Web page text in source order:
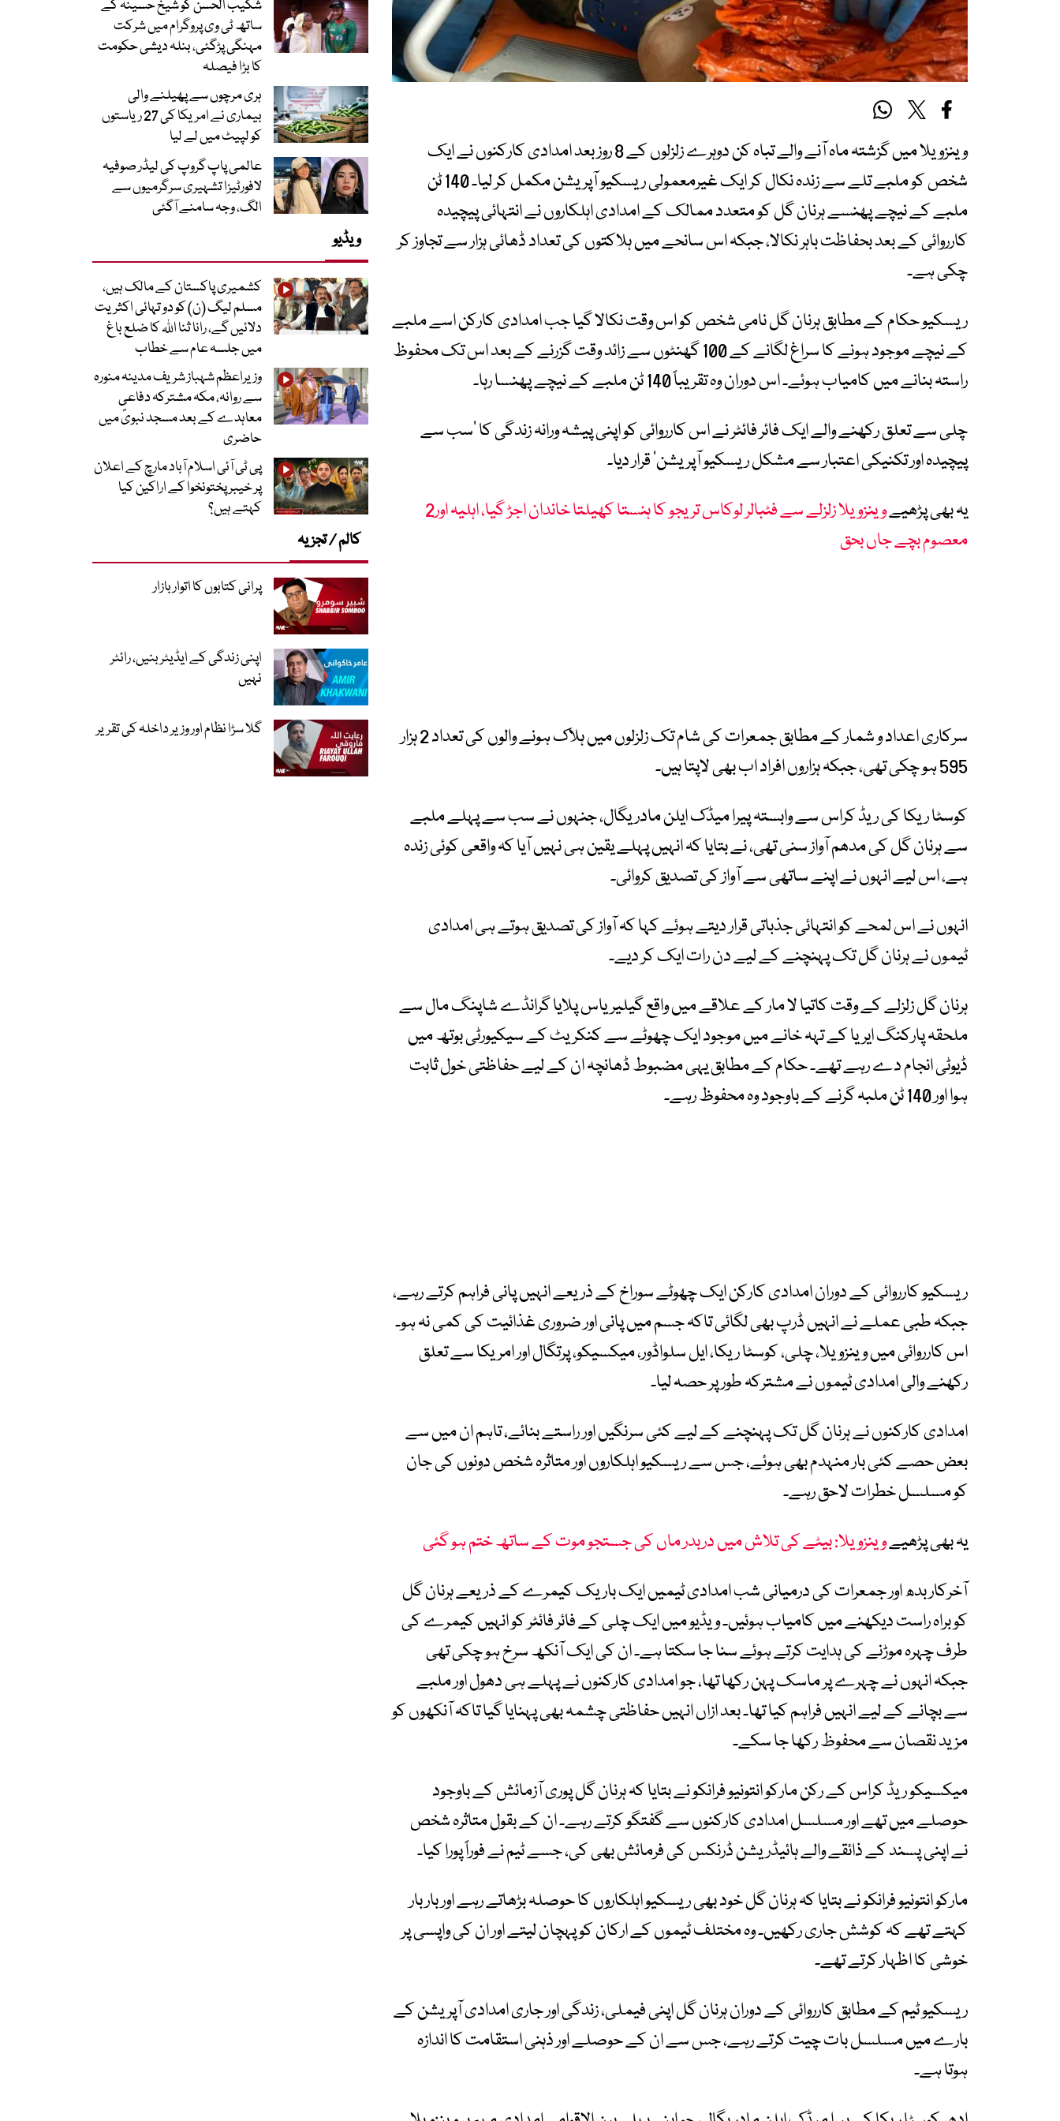
وینزویلا میں گزشتہ ماہ آنے والے تباہ کن دوہرے زلزلوں کے 8 روز بعد امدادی کارکنوں نے ایک
شخص کو ملبے تلے سے زندہ نکال کر ایک غیرمعمولی ریسکیو آپریشن مکمل کر لیا۔ 140 ٹن
ملبے کے نیچے پھنسے ہرنان گل کو متعدد ممالک کے امدادی اہلکاروں نے انتہائی پیچیدہ
کارروائی کے بعد بحفاظت باہر نکالا، جبکہ اس سانحے میں ہلاکتوں کی تعداد ڈھائی ہزار سے تجاوز کر
چکی ہے۔
ریسکیو حکام کے مطابق ہرنان گل نامی شخص کو اس وقت نکالا گیا جب امدادی کارکن اسے ملبے
کے نیچے موجود ہونے کا سراغ لگانے کے 100 گھنٹوں سے زائد وقت گزرنے کے بعد اس تک محفوظ
راستہ بنانے میں کامیاب ہوئے۔ اس دوران وہ تقریباً 140 ٹن ملبے کے نیچے پھنسا رہا۔
چلی سے تعلق رکھنے والے ایک فائر فائٹر نے اس کارروائی کو اپنی پیشہ ورانہ زندگی کا ’سب سے
پیچیدہ اور تکنیکی اعتبار سے مشکل ریسکیو آپریشن‘ قرار دیا۔
یہ بھی پڑھیے
وینزویلا زلزلے سے فٹبالر لوکاس تریجو کا ہنستا کھیلتا خاندان اجڑ گیا، اہلیہ اور2
معصوم بچے جاں بحق
سرکاری اعداد و شمار کے مطابق جمعرات کی شام تک زلزلوں میں ہلاک ہونے والوں کی تعداد 2 ہزار
595 ہو چکی تھی، جبکہ ہزاروں افراد اب بھی لاپتا ہیں۔
کوسٹا ریکا کی ریڈ کراس سے وابستہ پیرا میڈک ایلن مادریگال، جنہوں نے سب سے پہلے ملبے
سے ہرنان گل کی مدھم آواز سنی تھی، نے بتایا کہ انہیں پہلے یقین ہی نہیں آیا کہ واقعی کوئی زندہ
ہے، اس لیے انہوں نے اپنے ساتھی سے آواز کی تصدیق کروائی۔
انہوں نے اس لمحے کو انتہائی جذباتی قرار دیتے ہوئے کہا کہ آواز کی تصدیق ہوتے ہی امدادی
ٹیموں نے ہرنان گل تک پہنچنے کے لیے دن رات ایک کر دیے۔
ہرنان گل زلزلے کے وقت کاتیا لا مار کے علاقے میں واقع گیلیریاس پلایا گرانڈے شاپنگ مال سے
ملحقہ پارکنگ ایریا کے تہہ خانے میں موجود ایک چھوٹے سے کنکریٹ کے سیکیورٹی بوتھ میں
ڈیوٹی انجام دے رہے تھے۔ حکام کے مطابق یہی مضبوط ڈھانچہ ان کے لیے حفاظتی خول ثابت
ہوا اور 140 ٹن ملبہ گرنے کے باوجود وہ محفوظ رہے۔
ریسکیو کارروائی کے دوران امدادی کارکن ایک چھوٹے سوراخ کے ذریعے انہیں پانی فراہم کرتے رہے،
جبکہ طبی عملے نے انہیں ڈرپ بھی لگائی تاکہ جسم میں پانی اور ضروری غذائیت کی کمی نہ ہو۔
اس کارروائی میں وینزویلا، چلی، کوسٹا ریکا، ایل سلواڈور، میکسیکو، پرتگال اور امریکا سے تعلق
رکھنے والی امدادی ٹیموں نے مشترکہ طور پر حصہ لیا۔
امدادی کارکنوں نے ہرنان گل تک پہنچنے کے لیے کئی سرنگیں اور راستے بنائے، تاہم ان میں سے
بعض حصے کئی بار منہدم بھی ہوئے، جس سے ریسکیو اہلکاروں اور متاثرہ شخص دونوں کی جان
کو مسلسل خطرات لاحق رہے۔
یہ بھی پڑھیےوینزویلا: بیٹے کی تلاش میں دربدر ماں کی جستجو موت کے ساتھ ختم ہو گئی
آخرکار بدھ اور جمعرات کی درمیانی شب امدادی ٹیمیں ایک باریک کیمرے کے ذریعے ہرنان گل
کو براہ راست دیکھنے میں کامیاب ہوئیں۔ ویڈیو میں ایک چلی کے فائر فائٹر کو انہیں کیمرے کی
طرف چہرہ موڑنے کی ہدایت کرتے ہوئے سنا جا سکتا ہے۔ ان کی ایک آنکھ سرخ ہو چکی تھی
جبکہ انہوں نے چہرے پر ماسک پہن رکھا تھا، جو امدادی کارکنوں نے پہلے ہی دھول اور ملبے
سے بچانے کے لیے انہیں فراہم کیا تھا۔ بعد ازاں انہیں حفاظتی چشمہ بھی پہنایا گیا تاکہ آنکھوں کو
مزید نقصان سے محفوظ رکھا جا سکے۔
میکسیکو ریڈ کراس کے رکن مارکو انتونیو فرانکو نے بتایا کہ ہرنان گل پوری آزمائش کے باوجود
حوصلے میں تھے اور مسلسل امدادی کارکنوں سے گفتگو کرتے رہے۔ ان کے بقول متاثرہ شخص
نے اپنی پسند کے ذائقے والے ہائیڈریشن ڈرنکس کی فرمائش بھی کی، جسے ٹیم نے فوراً پورا کیا۔
مارکو انتونیو فرانکو نے بتایا کہ ہرنان گل خود بھی ریسکیو اہلکاروں کا حوصلہ بڑھاتے رہے اور بار بار
کہتے تھے کہ کوشش جاری رکھیں۔ وہ مختلف ٹیموں کے ارکان کو پہچان لیتے اور ان کی واپسی پر
خوشی کا اظہار کرتے تھے۔
ریسکیو ٹیم کے مطابق کارروائی کے دوران ہرنان گل اپنی فیملی، زندگی اور جاری امدادی آپریشن کے
بارے میں مسلسل بات چیت کرتے رہے، جس سے ان کے حوصلے اور ذہنی استقامت کا اندازہ
ہوتا ہے۔
شکیب الحسن کو شیخ حسینہ کے
ساتھ ٹی وی پروگرام میں شرکت
مہنگی پڑگئی، بنلہ دیشی حکومت
کا بڑا فیصلہ
ہری مرچوں سے پھیلنے والی
بیماری نے امریکا کی 27 ریاستوں
کو لپیٹ میں لے لیا
عالمی پاپ گروپ کی لیڈر صوفیہ
لافورٹیزا تشہیری سرگرمیوں سے
الگ، وجہ سامنے آگئی
ویڈیو
کشمیری پاکستان کے مالک ہیں،
مسلم لیگ (ن) کو دو تہائی اکثریت
دلائیں گے، رانا ثنا اللہ کا ضلع باغ
میں جلسہ عام سے خطاب
وزیراعظم شہباز شریف مدینہ منورہ
سے روانہ، مکہ مشترکہ دفاعی
معاہدے کے بعد مسجد نبویؐ میں
حاضری
پی ٹی آئی اسلام آباد مارچ کے اعلان
پر خیبر پختونخوا کے اراکین کیا
کہتے ہیں؟
کالم / تجزیہ
پرانی کتابوں کا اتوار بازار
اپنی زندگی کے ایڈیٹر بنیں، رائٹر
نہیں
گلا سڑا نظام اور وزیر داخلہ کی تقریر